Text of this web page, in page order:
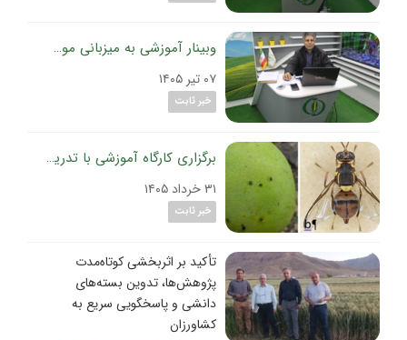
وبینار آموزشی به میزبانی موسسه تحقیقات گیاه‌پزشکی کشور؛
۰۷ تیر ۱۴۰۵
خبر ثابت
برگزاری کارگاه آموزشی با تدریس محققین موسسه تحقیقات گیاه‌پزشکی کشور؛
۳۱ خرداد ۱۴۰۵
خبر ثابت
تأکید بر اثربخشی کوتاه‌مدت
پژوهش‌ها، تدوین بسته‌های
دانشی و پاسخگویی سریع به
کشاورزان